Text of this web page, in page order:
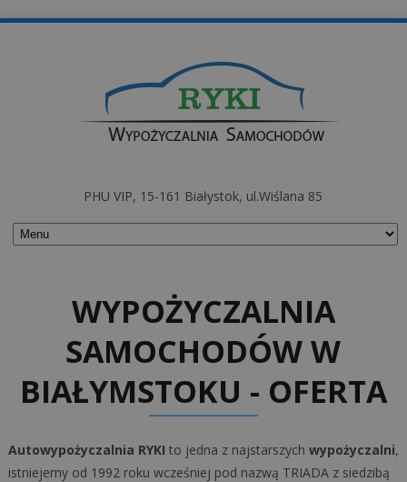
PHU VIP, 15-161 Białystok, ul.Wiślana 85
WYPOŻYCZALNIA
SAMOCHODÓW W
BIAŁYMSTOKU - OFERTA
Autowypożyczalnia RYKI to jedna z najstarszych wypożyczalni,
istniejemy od 1992 roku wcześniej pod nazwą TRIADA z siedzibą